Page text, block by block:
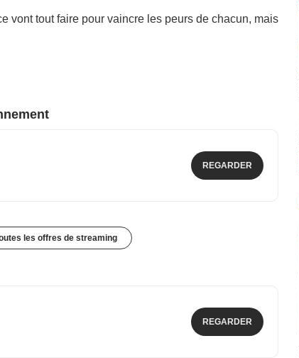
vont tout faire pour vaincre les peurs de chacun, mais
REGARDER
les offres de streaming
REGARDER